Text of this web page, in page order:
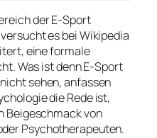
der E-Sport
es bei Wikipedia
eine formale
Was ist denn E-Sport
sehen, anfassen
die Rede ist,
Beigeschmack von
Psychotherapeuten.